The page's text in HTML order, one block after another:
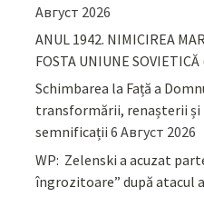
Август 2026
ANUL 1942. NIMICIREA
FOSTA UNIUNE SOVIETICĂ
Schimbarea la Față a
transformării, renașterii
semnificații 6 Август 2026
WP: Zelenski a acuzat
îngrozitoare” după atacul